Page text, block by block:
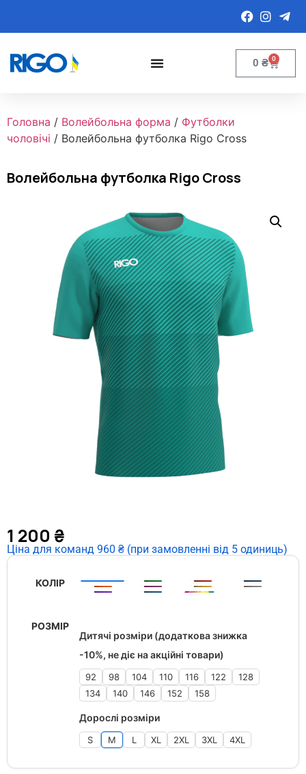
0 ₴ 0
Головна / Волейбольна форма / Футболки
чоловічі / Волейбольна футболка Rigo Cross
Волейбольна футболка Rigo Cross
1 200 ₴
Ціна для команд 960 ₴ (при замовленні від 5 одиниць)
КОЛІР
РОЗМІР
Дитячі розміри (додаткова знижка
-10%, не діє на акційні товари)
92 98 104 110 116 122
128
134
140 146 152 158
Дорослі розміри
S M L XL 2XL 3XL 4XL